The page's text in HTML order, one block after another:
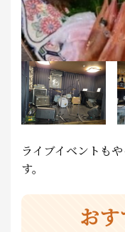
ライブイベントも
す。
お